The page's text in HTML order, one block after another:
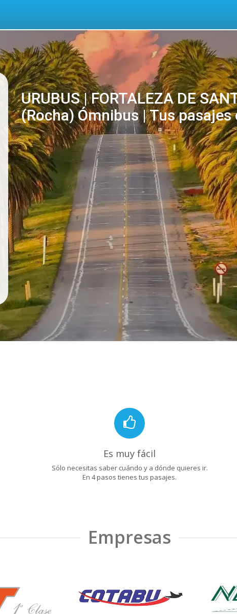
URUBUS | FORTALEZA DE
(Rocha) Ómnibus | Tus pasajes
Es muy fácil
Sólo necesitas saber cuándo y a dónde quieres ir.
En 4 pasos tienes tus pasajes.
Empresas